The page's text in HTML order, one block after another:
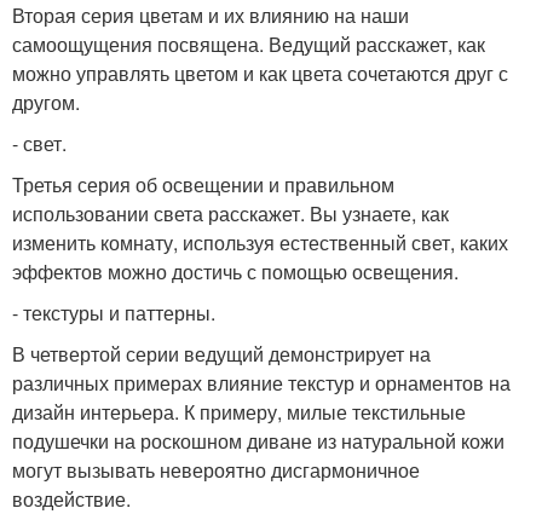
Вторая серия цветам и их влиянию на наши
самоощущения посвящена. Ведущий расскажет, как
можно управлять цветом и как цвета сочетаются друг с
другом.
- свет.
Третья серия об освещении и правильном
использовании света расскажет. Вы узнаете, как
изменить комнату, используя естественный свет, каких
эффектов можно достичь с помощью освещения.
- текстуры и паттерны.
В четвертой серии ведущий демонстрирует на
различных примерах влияние текстур и орнаментов на
дизайн интерьера. К примеру, милые текстильные
подушечки на роскошном диване из натуральной кожи
могут вызывать невероятно дисгармоничное
воздействие.